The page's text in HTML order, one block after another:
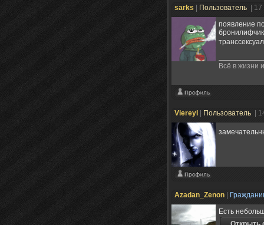
sarks Пользователь
|
появление
Всё в жизни
Viereyl Пользователь |
Azadan_Zenon
Есть